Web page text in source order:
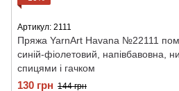
Артикул: 2111
Пряжа YarnArt Havana №22111
синій-фіолетовий, напівбавовна,
спицями і гачком
130 грн 144 грн